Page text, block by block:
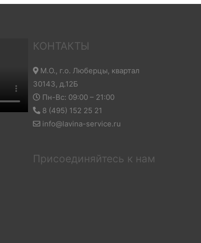
КОНТАКТЫ
М.О., г.о. Люберцы, квартал
30143, д.12Б
Пн-Вс: 09:00 – 21:00
8 (495) 152 25 21
info@lavina-service.ru
Присоединяйтесь к нам